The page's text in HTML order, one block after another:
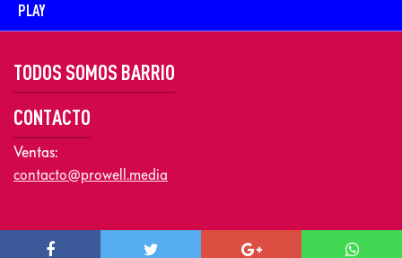
PLAY
TODOS SOMOS BARRIO
CONTACTO
Ventas:
contacto@prowell.media
Copyright © 2026 Prowel Media. Todos los derechos reservados – Aviso de Privacidad